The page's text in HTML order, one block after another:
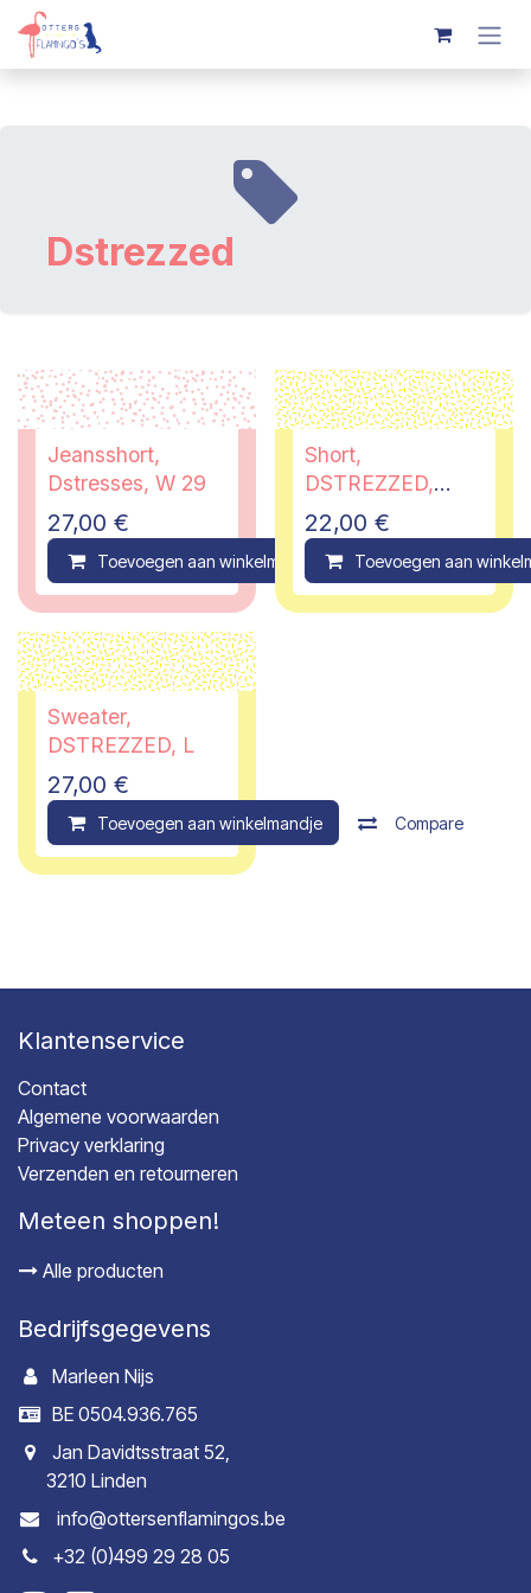
Overslaan naar inhoud
Dstrezzed
Jeansshort,
Dstresses, W 29
27,00 €
Toevoegen aan winkelmandje Compare
Short,
DSTREZZED,
maat 30
22,00 €
Toevoegen aan
Sweater,
DSTREZZED, L
27,00 €
Toevoegen aan winkelmandje Compare
Klantenservice
Contact
Algemene voorwaarden
Privacy verklaring
Verzenden en retourneren
Meteen shoppen!
Alle producten
Bedrijfsgegevens
Marleen Nijs
BE 0504.936.765
Jan Davidtsstraat 52,
3210 Linden
info@ottersenflamingos.be
+32 (0)499 29 28 05